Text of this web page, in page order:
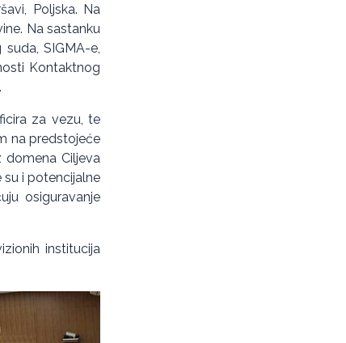
Poljska. Na
Na sastanku
SIGMA-e,
Kontaktnog
za vezu, te
na predstojeće
Ciljeva
i potencijalne
osiguravanje
institucija